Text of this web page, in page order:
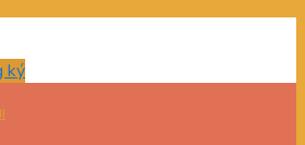
ký